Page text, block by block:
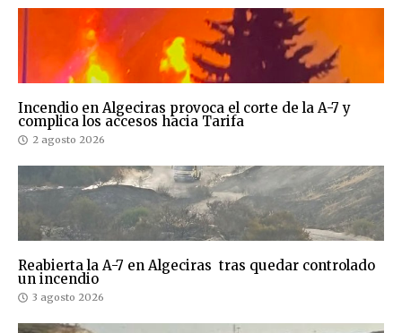
Incendio en Algeciras provoca el corte de la A-7 y
complica los accesos hacia Tarifa
2 agosto 2026
Reabierta la A-7 en Algeciras tras quedar controlado
un incendio
3 agosto 2026